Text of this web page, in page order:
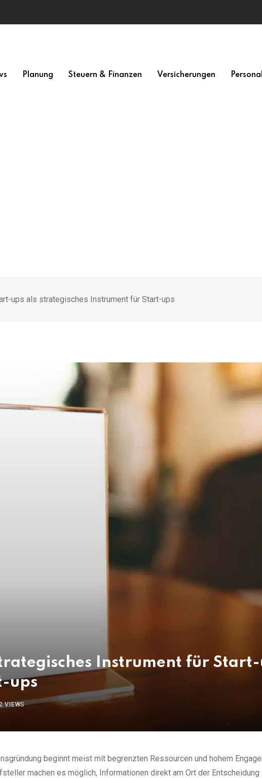
Planung Steuern & Finanzen Versicherungen Personal
ups als strategisches Instrument für Start-ups
Instrument für
ups
VIEWS
beginnt meist mit begrenzten Ressourcen und hohem
machen es möglich, Informationen direkt am Ort der Entscheidung